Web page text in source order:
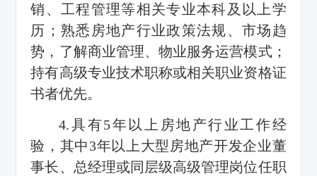
销、工程管理等相关专业本科及以上学
历；熟悉房地产行业政策法规、市场趋
势，了解商业管理、物业服务运营模式；
持有高级专业技术职称或相关职业资格证
书者优先。
4.具有5年以上房地产行业工作经
验，其中3年以上大型房地产开发企业董
事长、总经理或同层级高级管理岗位任职